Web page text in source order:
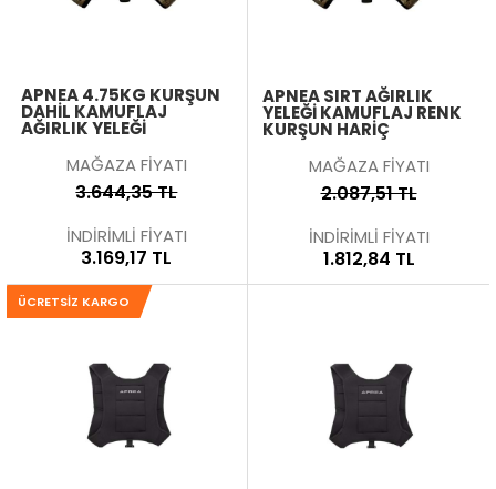
APNEA 4.75KG KURŞUN
DAHIL KAMUFLAJ
AĞIRLIK YELEĞI
MAĞAZA FİYATI
3.644,35 TL
İNDİRİMLİ FİYATI
3.169,17 TL
APNEA SIRT AĞIRLIK
YELEĞI KAMUFLAJ RENK
KURŞUN HARIÇ
MAĞAZA FİYATI
2.087,51 TL
İNDİRİMLİ FİYATI
1.812,84 TL
ÜCRETSIZ KARGO